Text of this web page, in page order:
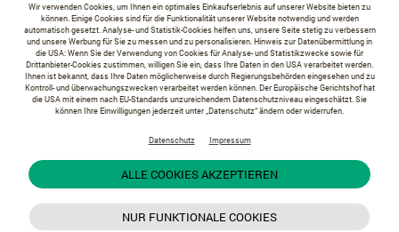
Wir verwenden Cookies, um Ihnen ein optimales Einkaufserlebnis auf unserer Website bieten zu
können. Einige Cookies sind für die Funktionalität unserer Website notwendig und werden
automatisch gesetzt. Analyse- und Statistik-Cookies helfen uns, unsere Seite stetig zu verbessern
und unsere Werbung für Sie zu messen und zu personalisieren. Hinweis zur Datenübermittlung in
die USA: Wenn Sie der Verwendung von Cookies für Analyse- und Statistikzwecke sowie für
Drittanbieter-Cookies zustimmen, willigen Sie ein, dass Ihre Daten in den USA verarbeitet werden.
Ihnen ist bekannt, dass Ihre Daten möglicherweise durch Regierungsbehörden eingesehen und zu
Kontroll- und überwachungszwecken verarbeitet werden können. Der Europäische Gerichtshof hat
die USA mit einem nach EU-Standards unzureichendem Datenschutzniveau eingeschätzt. Sie
können Ihre Einwilligungen jederzeit unter „Datenschutz“ ändern oder widerrufen.
Datenschutz Impressum
ALLE COOKIES AKZEPTIEREN
NUR FUNKTIONALE COOKIES